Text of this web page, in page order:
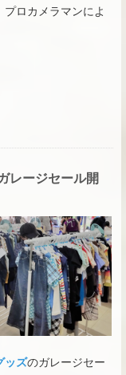
プロカメラマンによ
レージセール開
ッズのガレージセー